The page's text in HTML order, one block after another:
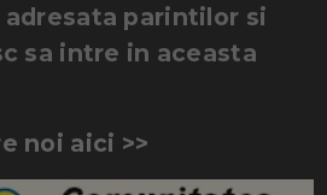
adresata parintilor si
sa intre in aceasta
noi aici >>